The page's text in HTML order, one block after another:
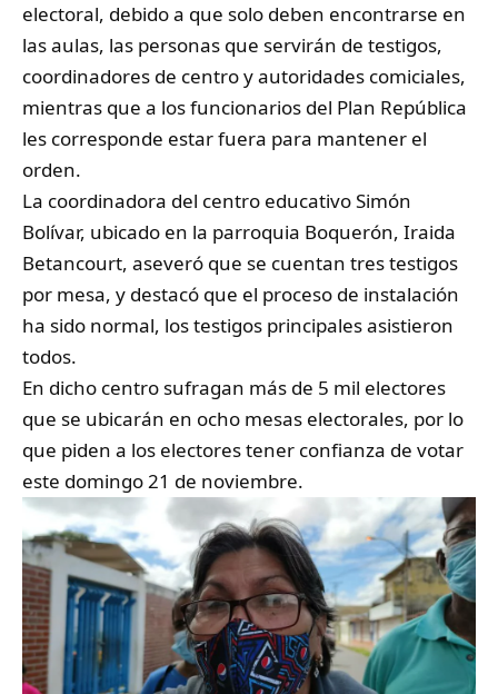
electoral, debido a que solo deben encontrarse en
las aulas, las personas que servirán de testigos,
coordinadores de centro y autoridades comiciales,
mientras que a los funcionarios del Plan República
les corresponde estar fuera para mantener el
orden.
La coordinadora del centro educativo Simón
Bolívar, ubicado en la parroquia Boquerón, Iraida
Betancourt, aseveró que se cuentan tres testigos
por mesa, y destacó que el proceso de instalación
ha sido normal, los testigos principales asistieron
todos.
En dicho centro sufragan más de 5 mil electores
que se ubicarán en ocho mesas electorales, por lo
que piden a los electores tener confianza de votar
este domingo 21 de noviembre.